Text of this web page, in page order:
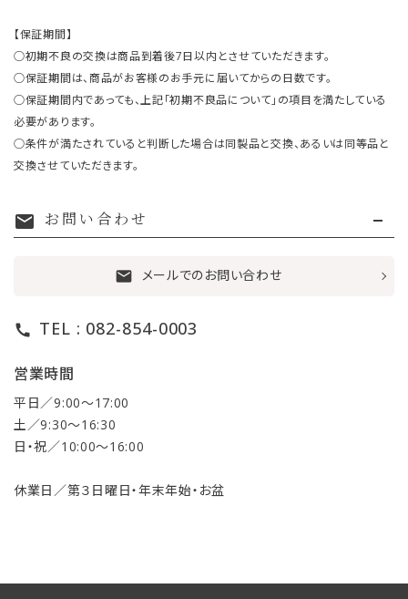
【保証期間】
○初期不良の交換は商品到着後7日以内とさせていただきます。
○保証期間は、商品がお客様のお手元に届いてからの日数です。
○保証期間内であっても、上記「初期不良品について」の項目を満たしている
必要があります。
○条件が満たされていると判断した場合は同製品と交換、あるいは同等品と
交換させていただきます。
mail お問い合わせ
mail メールでのお問い合わせ
call TEL : 082-854-0003
営業時間
平日／9:00〜17:00
土／9:30〜16:30
日・祝／10:00〜16:00
休業日／第３日曜日・年末年始・お盆